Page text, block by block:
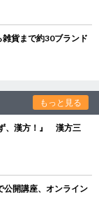
貨まで約30ブランド
もっと見る
、漢方！』 漢方三
開講座、オンライン